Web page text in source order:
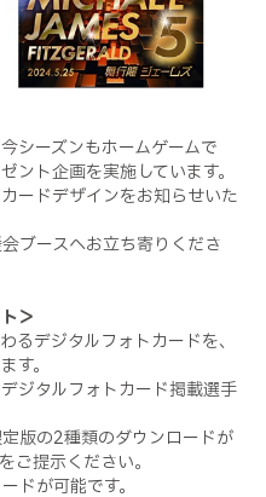
シーズンもホームゲームで
ント企画を実施しています。
ードデザインをお知らせいた
ブースへお立ち寄りくださ
＞
るデジタルフォトカードを、
す。
ジタルフォトカード掲載選手
版の2種類のダウンロードが
ご提示ください。
ドが可能です。